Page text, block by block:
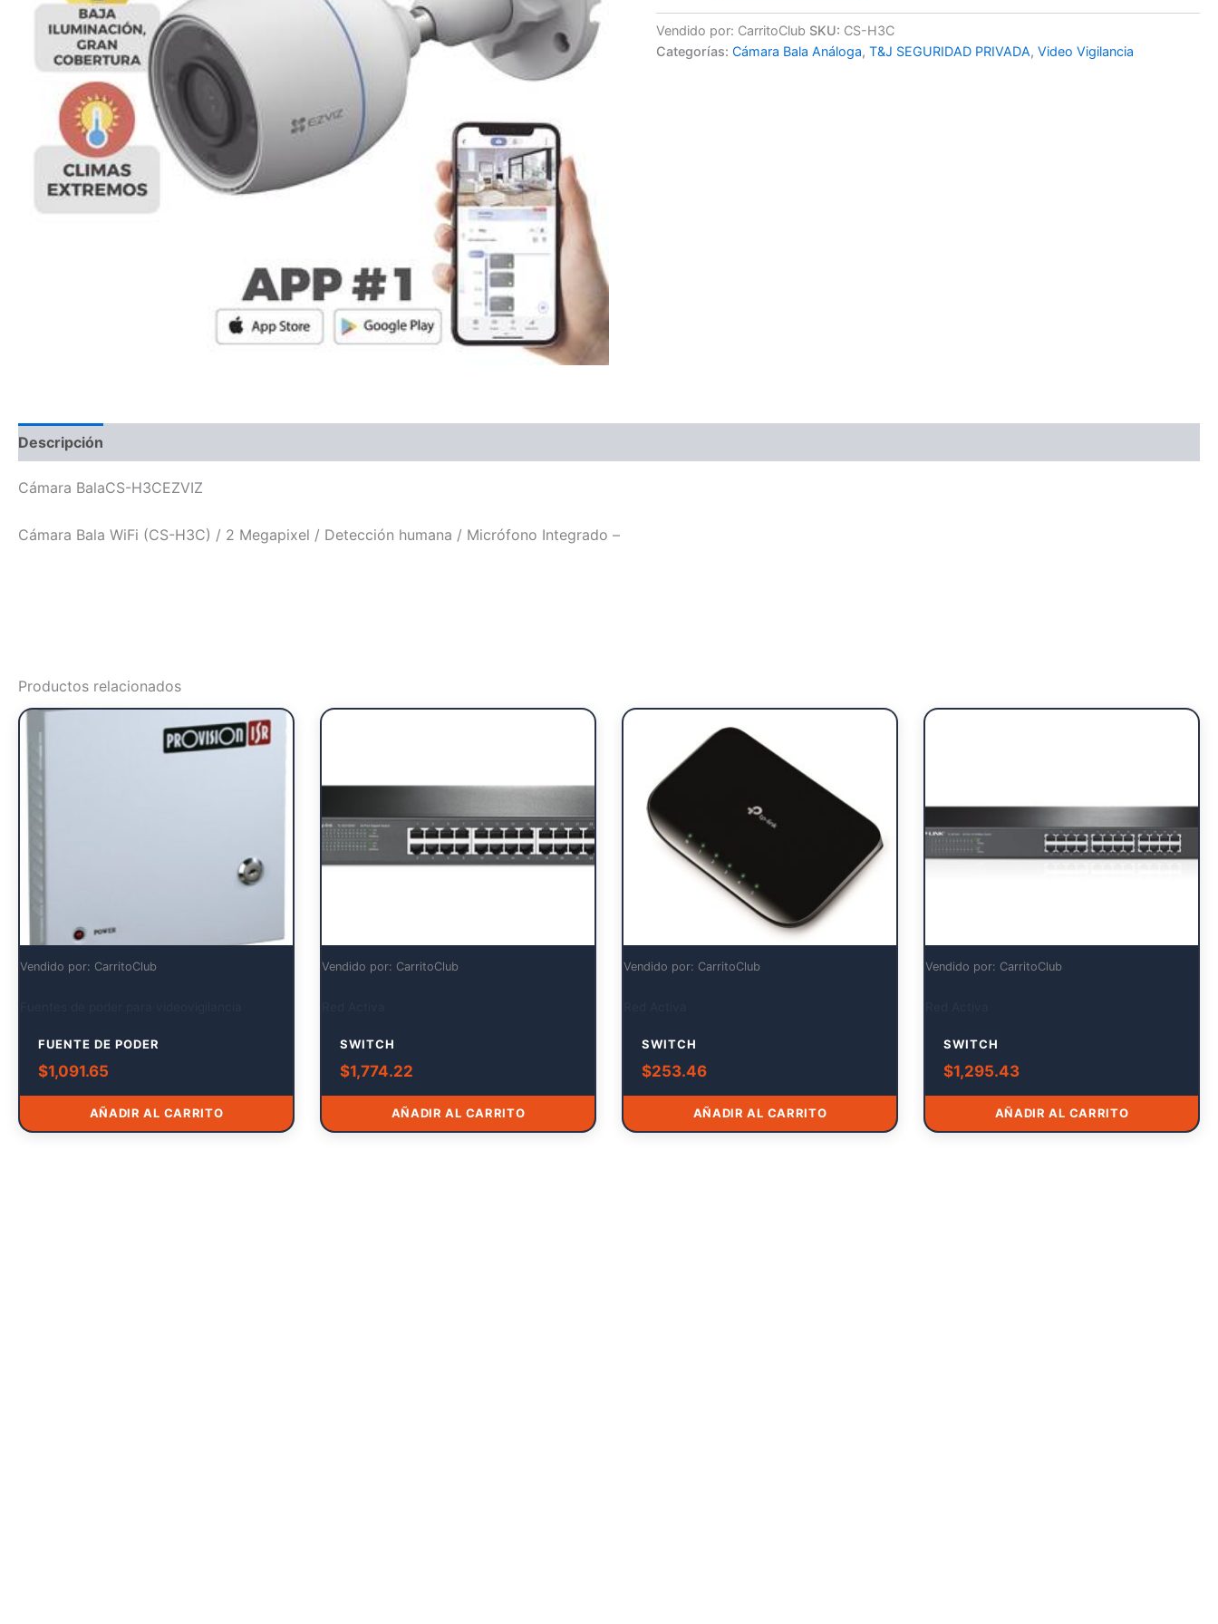
Vendido por: CarritoClub SKU: CS-H3C
Categorías:Cámara Bala Análoga,T&J SEGURIDAD PRIVADA,Video Vigilancia
Descripción
Cámara BalaCS-H3CEZVIZ
Cámara Bala WiFi (CS-H3C) / 2 Megapixel / Detección humana / Micrófono Integrado –
Productos relacionados
Vendido por: CarritoClub
FUENTE DE PODER
$1,091.65
AÑADIR AL CARRITO
Vendido por: CarritoClub
SWITCH
$1,774.22
AÑADIR AL CARRITO
Vendido por: CarritoClub
SWITCH
$253.46
AÑADIR AL CARRITO
Vendido por: CarritoClub
SWITCH
$1,295.43
AÑADIR AL CARRITO